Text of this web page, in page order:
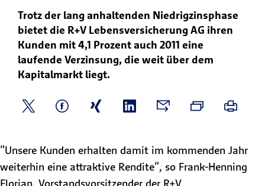
Trotz der lang anhaltenden Niedrigzinsphase
bietet die R+V Lebensversicherung AG ihren
Kunden mit 4,1 Prozent auch 2011 eine
laufende Verzinsung, die weit über dem
Kapitalmarkt liegt.
"Unsere Kunden erhalten damit im kommenden Jahr
weiterhin eine attraktive Rendite", so Frank-Henning